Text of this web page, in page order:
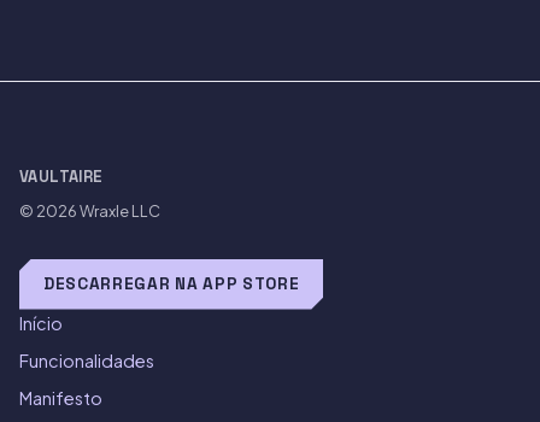
VAULTAIRE
© 2026Wraxle LLC
DESCARREGAR NA APP STORE
Início
Funcionalidades
Manifesto